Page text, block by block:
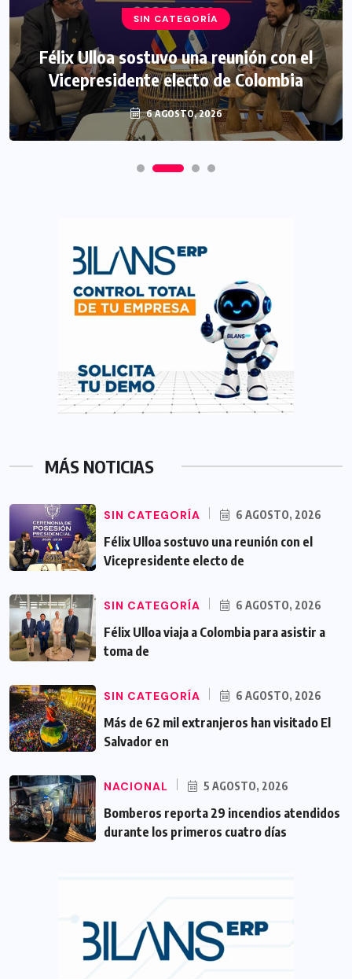
SIN CATEGORÍA
Félix Ulloa sostuvo una reunión con el
Vicepresidente electo de Colombia
6 AGOSTO, 2026
MÁS NOTICIAS
SIN CATEGORÍA 6 AGOSTO, 2026
Félix Ulloa sostuvo una reunión con el
Vicepresidente electo de
SIN CATEGORÍA 6 AGOSTO, 2026
Félix Ulloa viaja a Colombia para asistir a
toma de
SIN CATEGORÍA 6 AGOSTO, 2026
Más de 62 mil extranjeros han visitado El
Salvador en
NACIONAL 5 AGOSTO, 2026
Bomberos reporta 29 incendios atendidos
durante los primeros cuatro días